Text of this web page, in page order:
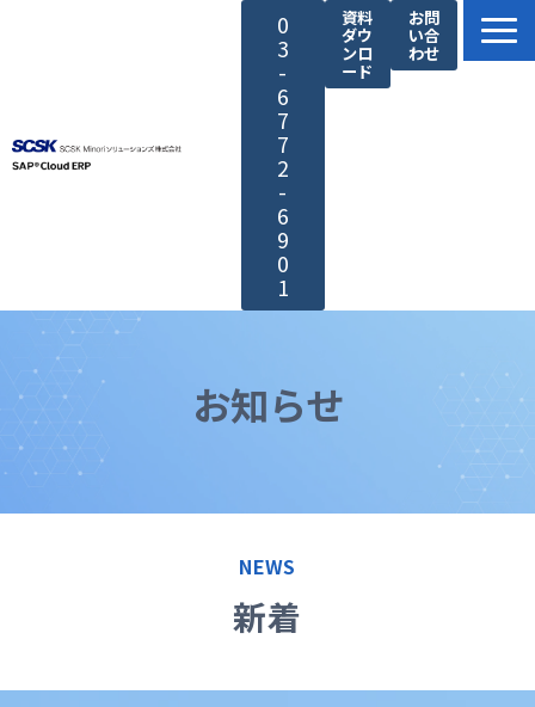
0
3
-
6
7
7
2
-
6
9
0
1
資料
ダウ
ンロ
ード
お問
い合
わせ
SCSK Minoriソリューションズが選ばれる理由
お知らせ
NEWS
新着